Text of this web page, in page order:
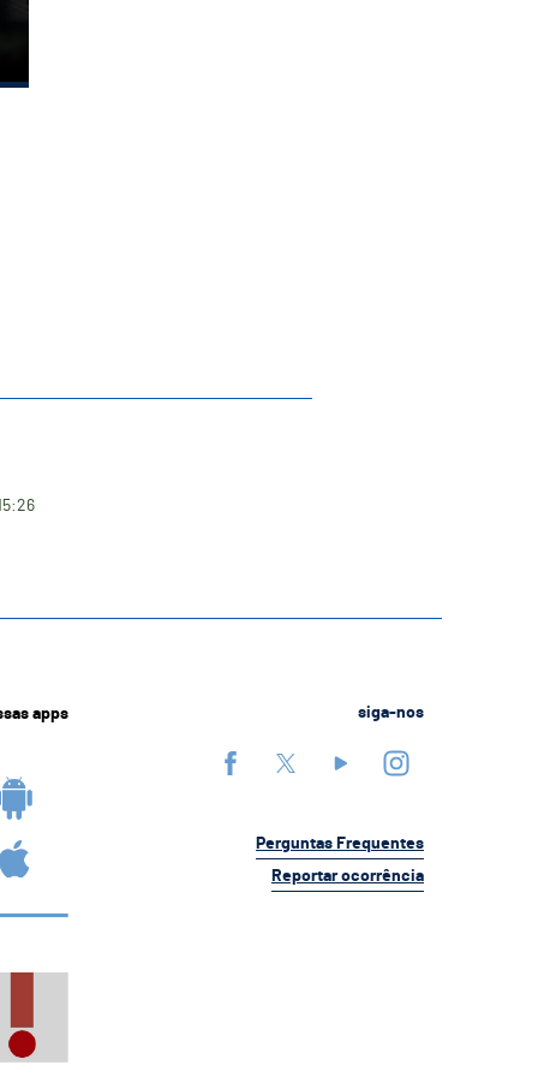
apps siga-nos
Perguntas Frequentes
Reportar ocorrência